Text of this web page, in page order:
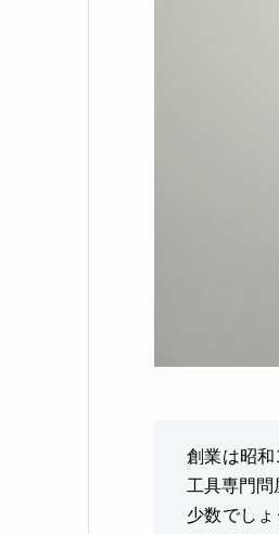
創業は昭
工具専門問
少数でし